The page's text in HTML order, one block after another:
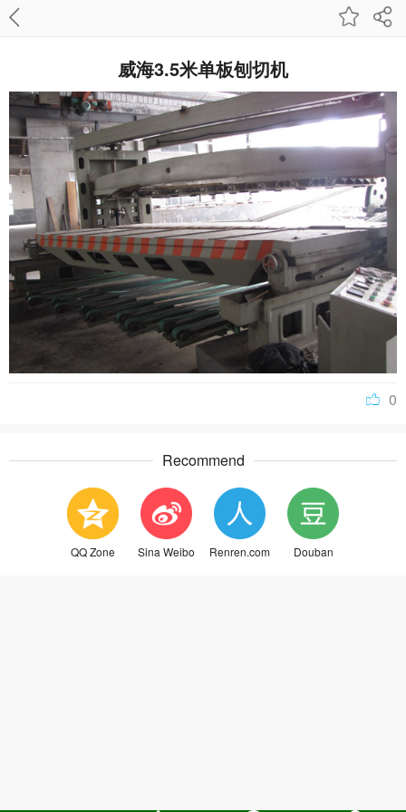
威海3.5米单板刨切机
0
Recommend
QQ Zone Sina Weibo Renren.com Douban